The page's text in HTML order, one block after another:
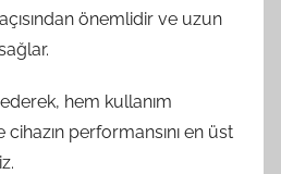
önemlidir ve uzun
hem kullanım
performansını en üst